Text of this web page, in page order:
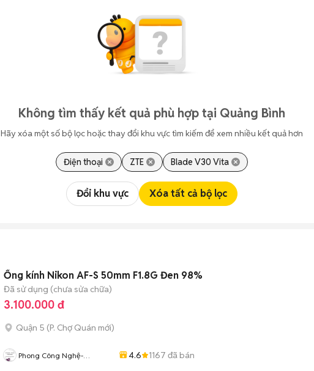
Không tìm thấy kết quả phù hợp tại Quảng Bình
Hãy xóa một số bộ lọc hoặc thay đổi khu vực tìm kiếm để xem nhiều kết quả hơn
Điện thoại ZTE Blade V30 Vita
Đổi khu vực Xóa tất cả bộ lọc
Ống kính Nikon AF-S 50mm F1.8G Đen 98%
Đã sử dụng (chưa sửa chữa)
3.100.000 đ
Quận 5 (P. Chợ Quán mới)
Phong Công Nghệ-
4.6 1167 đã bán